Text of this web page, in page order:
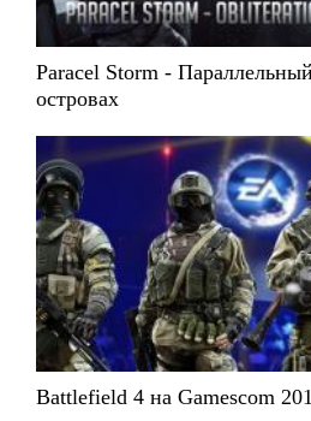
Paracel Storm -
островах
Battlefield 4 на Gamescom